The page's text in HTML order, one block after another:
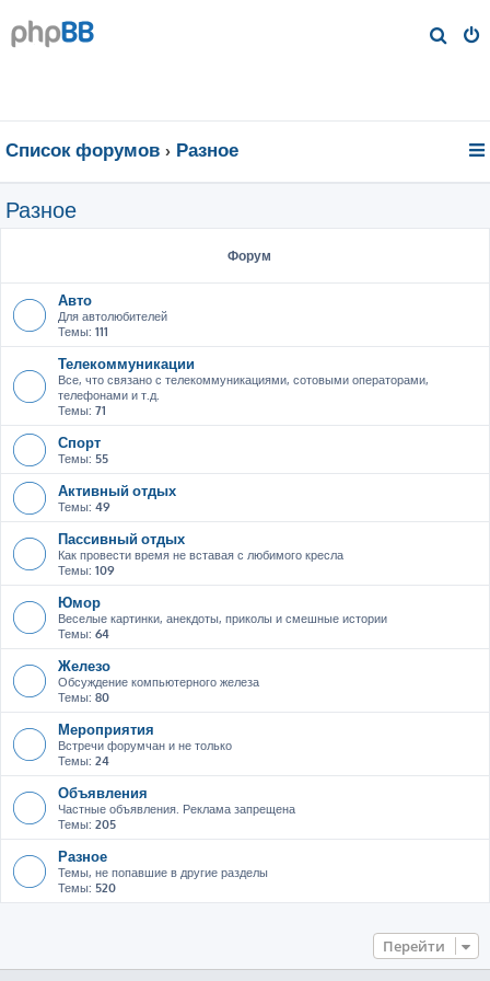
Список форумов Разное
Разное
Форум
Авто
Для автолюбителей
Темы: 111
Телекоммуникации
Все, что связано с телекоммуникациями, сотовыми операторами,
телефонами и т.д.
Темы: 71
Спорт
Темы: 55
Активный отдых
Темы: 49
Пассивный отдых
Как провести время не вставая с любимого кресла
Темы: 109
Юмор
Веселые картинки, анекдоты, приколы и смешные истории
Темы: 64
Железо
Обсуждение компьютерного железа
Темы: 80
Мероприятия
Встречи форумчан и не только
Темы: 24
Объявления
Частные объявления. Реклама запрещена
Темы: 205
Разное
Темы, не попавшие в другие разделы
Темы: 520
Перейти